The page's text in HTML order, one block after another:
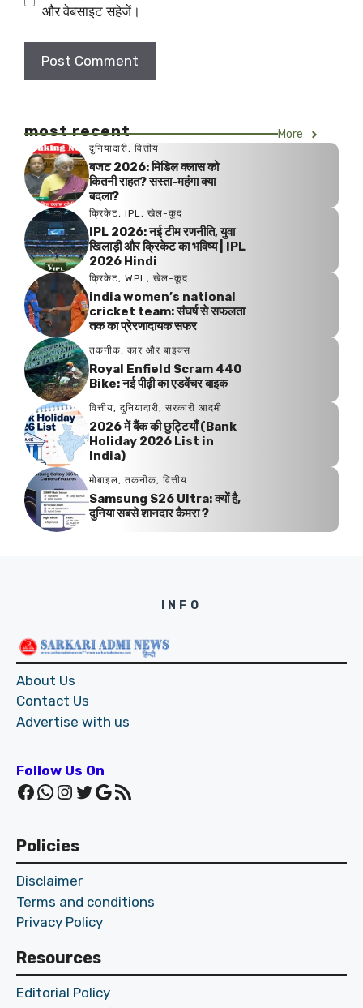
और वेबसाइट सहेजें।
most recent More
दुनियादारी, वित्तीय
बजट 2026: मिडिल क्लास को
कितनी राहत? सस्ता-महंगा क्या
बदला?
क्रिकेट, IPL , खेल-कूद
IPL 2026: नई टीम रणनीति, युवा
खिलाड़ी और क्रिकेट का भविष्य | IPL
2026 Hindi
क्रिकेट, WPL , खेल-कूद
india women’s national
cricket team: संघर्ष से सफलता
तक का प्रेरणादायक सफर
तकनीक, कार और बाइक्स
Royal Enfield Scram 440
Bike: नई पीढ़ी का एडवेंचर बाइक
वित्तीय, दुनियादारी, सरकारी आदमी
2026 में बैंक की छुट्टियाँ (Bank
Holiday 2026 List in
India)
मोबाइल, तकनीक, वित्तीय
Samsung S26 Ultra: क्यों है,
दुनिया सबसे शानदार कैमरा ?
INFO
About Us
Contact Us
Advertise with us
Follow Us On
Facebook WhatsApp Instagram Twitter Google RSS Feed
Policies
Disclaimer
Terms and conditions
Privacy Policy
Resources
Editorial Policy